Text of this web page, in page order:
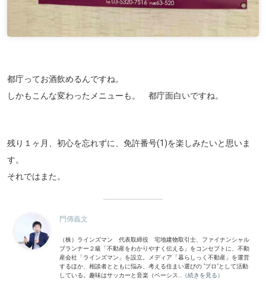
都庁ってお酒飲めるんですね。
しかもこんな変わったメニューも。 都庁面白いですね。
残り１ヶ月、初心を忘れずに、免許番号(1)を楽しみたいと思いま
す。
それではまた。
門傳義文
（株）ラインズマン 代表取締役 宅地建物取引士、ファイナンシャル
プランナー２級「不動産をわかりやすく伝える」をコンセプトに、不動
産会社「ラインズマン」を設立。メディア「暮らしっく不動産」を運営
するほか、相談者とともに悩み、考える住まい選びの “プロ”として活動
している。趣味はサッカーと音楽（ベーシス... （続きを見る）